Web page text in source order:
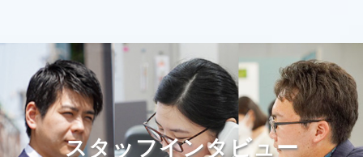
５月１６日開催の弊社 第７４期定時株主総会におきまし
て、取締役６名は５月３１日の時をもって任期満了となり
ました。また、新たに取締役５名が選任され、令和５年６
月１日付にて就任いたしました。
スタッフインタビュー